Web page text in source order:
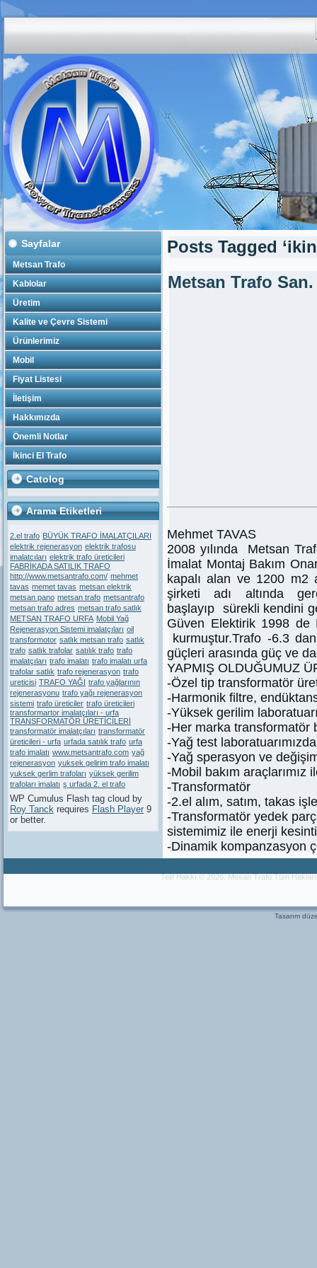
Sayfalar
Metsan Trafo
Kablolar
Üretim
Kalite ve Çevre Sistemi
Ürünlerimiz
Mobil
Fiyat Listesi
İletişim
Hakkımızda
Önemli Notlar
İkinci El Trafo
Catolog
Arama Etiketleri
2.el trafo BÜYÜK TRAFO İMALATÇILARI
elektrik rejenerasyon elektrik trafosu
imalatcıları elektrik trafo üreticileri
FABRİKADA SATILIK TRAFO
http://www.metsantrafo.com/ mehmet
tavas memet tavas metsan elektrik
metsan pano metsan trafo metsantrafo
metsan trafo adres metsan trafo satlık
METSAN TRAFO URFA Mobil Yağ
Rejenerasyon Sistemi imalatçıları oil
transformotor satlık metsan trafo satlık
trafo satlık trafolar satılık trafo trafo
imalatçıları trafo imalatı trafo imalatı urfa
trafolar satlık trafo rejenerasyon trafo
ureticisi TRAFO YAĞI trafo yağlarının
rejenerasyonu trafo yağı rejenerasyon
sistemi trafo üreticiler trafo üreticileri
transformartor imalatçıları - urfa
TRANSFORMATÖR ÜRETİCİLERİ
transformatör imalatçıları transformatör
üreticileri - urfa urfada satılık trafo urfa
trafo imalatı www.metsantrafo.com yağ
rejenerasyon yuksek gelirim trafo imalatı
yuksek gerlim trafoları yüksek gerilim
trafoları imalatı ş urfada 2. el trafo
WP Cumulus Flash tag cloud by
Roy Tanck requires Flash Player 9
or better.
Posts Tagged
Metsan Trafo
Mehmet TAVAS
2008 yılında Metsan
İmalat Montaj Bakım
kapalı alan ve 1200 m2
şirketi adı altında
başlayıp sürekli kendini
Güven Elektirik 1998
kurmuştur.Trafo -6.3
güçleri arasında güç ve
YAPMIŞ OLDUĞUMUZ
-Özel tip transformatör
-Harmonik filtre,
-Yüksek gerilim
-Her marka transformatör
-Yağ test
-Yağ sperasyon ve
-Mobil bakım araçlarımız
-Transformatör
-2.el alım, satım, takas
-Transformatör yedek
sistemimiz ile enerji
-Dinamik kompanzasyon
Telif Hakkı © 2026. Mesan Trafo Tüm
Tasarım